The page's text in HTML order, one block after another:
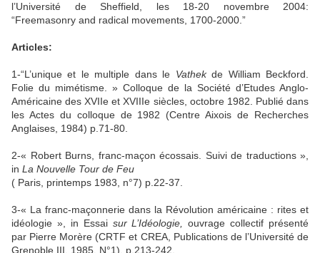
l’Université de Sheffield, les 18-20 novembre 2004:
“Freemasonry and radical movements, 1700-2000.”
Articles:
1-“L’unique et le multiple dans le Vathekde William Beckford.
Folie du mimétisme. » Colloque de la Société d’Etudes Anglo-
Américaine des XVIIe et XVIIIe siècles, octobre 1982. Publié dans
les Actes du colloque de 1982 (Centre Aixois de Recherches
Anglaises, 1984) p.71-80.
2-« Robert Burns, franc-maçon écossais. Suivi de traductions »,
in La Nouvelle Tour de Feu
( Paris, printemps 1983, n°7) p.22-37.
3-« La franc-maçonnerie dans la Révolution américaine : rites et
idéologie », in Essai sur L’Idéologie, ouvrage collectif présenté
par Pierre Morère (CRTF et CREA, Publications de l’Université de
Grenoble III, 1985, N°1), p.213-242.